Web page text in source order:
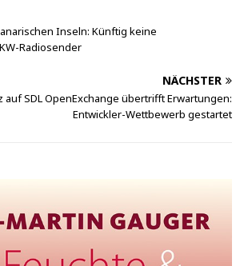
Inseln: Künftig keine
Radiosender
NÄCHSTER
auf SDL OpenExchange übertrifft Erwartungen:
Entwickler-Wettbewerb gestartet